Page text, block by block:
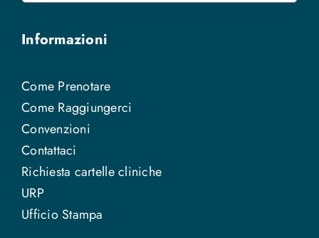
Informazioni
Come Prenotare
Come Raggiungerci
Convenzioni
Contattaci
Richiesta cartelle cliniche
URP
Ufficio Stampa